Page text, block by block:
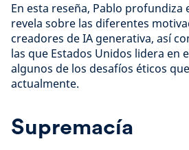
En esta reseña, Pablo profundiza
revela sobre las diferentes
creadores de IA generativa, así
las que Estados Unidos lidera en
algunos de los desafíos éticos
actualmente.
Supremacía